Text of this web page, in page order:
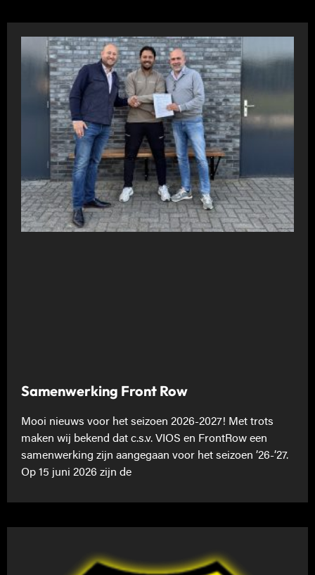
Samenwerking Front Row
Mooi nieuws voor het seizoen 2026-2027! Met trots
maken wij bekend dat c.s.v. VIOS en FrontRow een
samenwerking zijn aangegaan voor het seizoen ’26-’27.
Op 15 juni 2026 zijn de